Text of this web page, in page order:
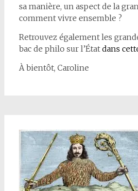
sa manière, un aspect de la
comment vivre ensemble ?
Retrouvez également les
bac de philo sur l’État dans
À bientôt, Caroline